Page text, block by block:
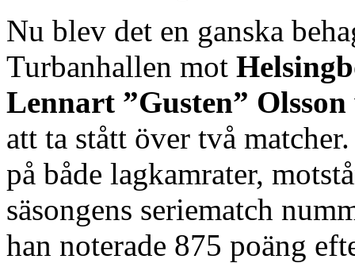
Nu blev det en ganska
Turbanhallen mot
Lennart ”Gusten” Olsson
att ta stått över två
på både lagkamrater,
säsongens seriematch
han noterade 875 poäng